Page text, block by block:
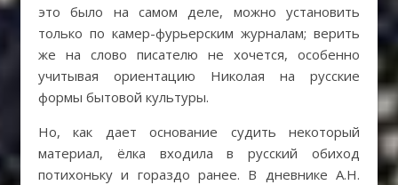
это было на самом деле, можно установить
только по камер-фурьерским журналам; верить
же на слово писателю не хочется, особенно
учитывая ориентацию Николая на русские
формы бытовой культуры.
Но, как дает основание судить некоторый
материал, ёлка входила в русский обиход
потихоньку и гораздо ранее. В дневнике А.Н.